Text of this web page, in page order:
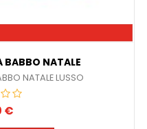
BABBO NATALE
NATALE LUSSO
€